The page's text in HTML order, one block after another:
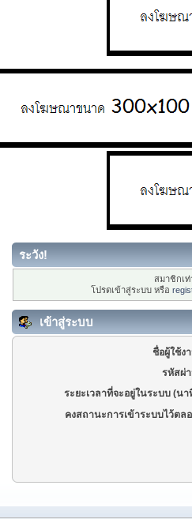
ระวัง!
สมาชิกเ
โปรดเข้าสู่ระบบ หรือ
เข้าสู่ระบบ
ชื่อผู้ใช้ง
รหัสผ่
ระยะเวลาที่จะอยู่ในระบบ (นา
คงสถานะการเข้าระบบไว้ตล